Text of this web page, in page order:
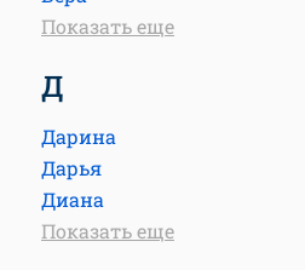
Показать еще
Д
Дарина
Дарья
Диана
Показать еще